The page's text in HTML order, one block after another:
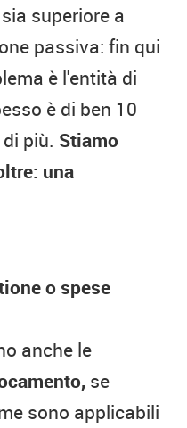
superiore a
passiva: fin qui
è l'entità di
è di ben 10
più. Stiamo
una
o spese
anche le
se
sono applicabili